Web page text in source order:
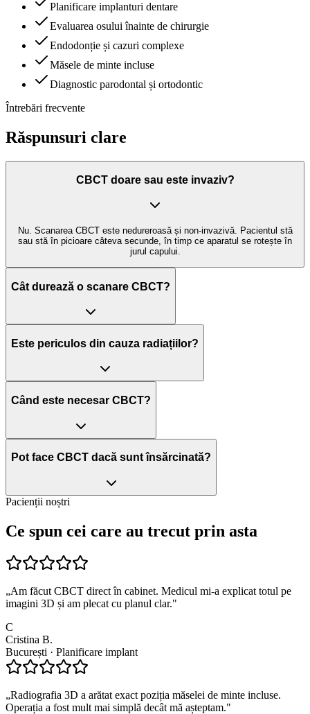
Planificare implanturi dentare
Evaluarea osului înainte de chirurgie
Endodonție și cazuri complexe
Măsele de minte incluse
Diagnostic parodontal și ortodontic
Întrebări frecvente
Răspunsuri clare
CBCT doare sau este invaziv?
Nu. Scanarea CBCT este nedureroasă și non-invazivă. Pacientul stă
sau stă în picioare câteva secunde, în timp ce aparatul se rotește în
jurul capului.
Cât durează o scanare CBCT?
Este periculos din cauza radiațiilor?
Când este necesar CBCT?
Pot face CBCT dacă sunt însărcinată?
Pacienții noștri
Ce spun cei care au trecut prin asta
„Am făcut CBCT direct în cabinet. Medicul mi-a explicat totul pe
imagini 3D și am plecat cu planul clar."
C
Cristina B.
București · Planificare implant
„Radiografia 3D a arătat exact poziția măselei de minte incluse.
Operația a fost mult mai simplă decât mă așteptam."